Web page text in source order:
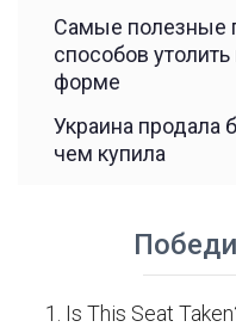
Самые полезные
способов утолить
форме
Украина продала
чем купила
Is This Seat